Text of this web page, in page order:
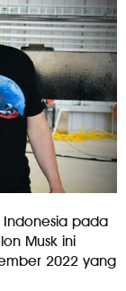
Indonesia pada
Musk ini
2022 yang